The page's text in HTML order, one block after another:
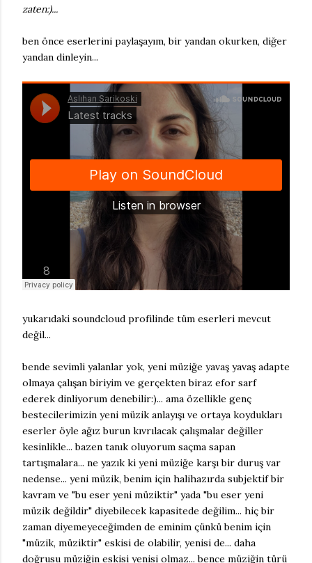
zaten:)...
ben önce eserlerini paylaşayım, bir yandan okurken, diğer
yandan dinleyin...
yukarıdaki soundcloud profilinde tüm eserleri mevcut
değil...
bende sevimli yalanlar yok, yeni müziğe yavaş yavaş adapte
olmaya çalışan biriyim ve gerçekten biraz efor sarf
ederek dinliyorum denebilir:)... ama özellikle genç
bestecilerimizin yeni müzik anlayışı ve ortaya koydukları
eserler öyle ağız burun kıvrılacak çalışmalar değiller
kesinlikle... bazen tanık oluyorum saçma sapan
tartışmalara... ne yazık ki yeni müziğe karşı bir duruş var
nedense... yeni müzik, benim için halihazırda subjektif bir
kavram ve "bu eser yeni müziktir" yada "bu eser yeni
müzik değildir" diyebilecek kapasitede değilim... hiç bir
zaman diyemeyeceğimden de eminim çünkü benim için
"müzik, müziktir" eskisi de olabilir, yenisi de... daha
doğrusu müziğin eskisi yenisi olmaz... bence müziğin türü